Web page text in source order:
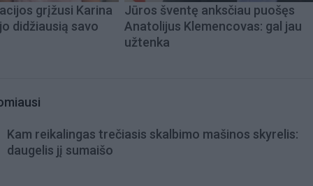
grįžusi Karina
didžiausią savo
Jūros šventę anksčiau puošęs
Anatolijus Klemencovas: gal jau
užtenka
Kam reikalingas trečiasis skalbimo mašinos skyrelis:
daugelis jį sumaišo